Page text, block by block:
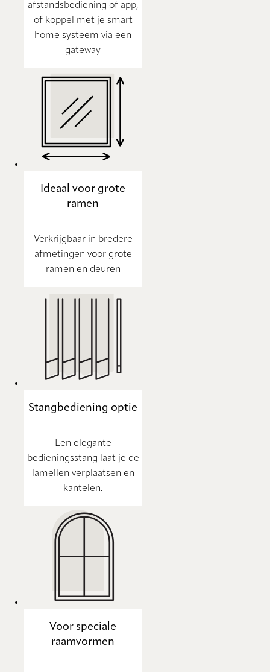
afstandsbediening of app,
of koppel met je smart
home systeem via een
gateway
Ideaal voor grote
ramen
Verkrijgbaar in bredere
afmetingen voor grote
ramen en deuren
Stangbediening optie
Een elegante
bedieningsstang laat je de
lamellen verplaatsen en
kantelen.
Voor speciale
raamvormen